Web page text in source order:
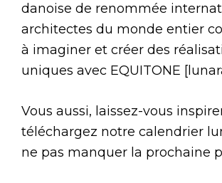
danoise de renommée
architectes du monde entier
à imaginer et créer des
uniques avec EQUITONE
Vous aussi, laissez-vous
téléchargez notre calendrier
ne pas manquer la prochaine